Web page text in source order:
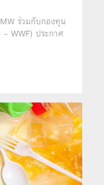
ร่วมกับกองทุน
WWF) ประกาศ